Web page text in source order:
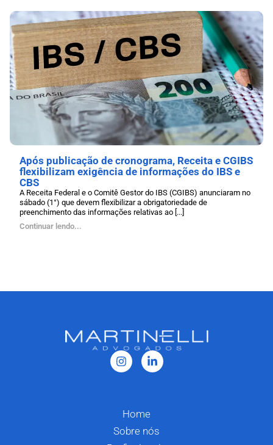
Após publicação de cronograma, Receita e CGIBS
flexibilizam exigência de informações do IBS e
CBS
A Receita Federal e o Comitê Gestor do IBS (CGIBS) anunciaram no
sábado (1°) que devem flexibilizar a obrigatoriedade de
preenchimento das informações relativas ao [...]
Continuar lendo...
Home
Sobre nós